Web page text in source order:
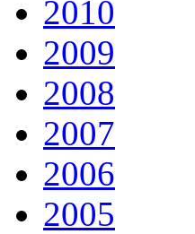
2010
2009
2008
2007
2006
2005